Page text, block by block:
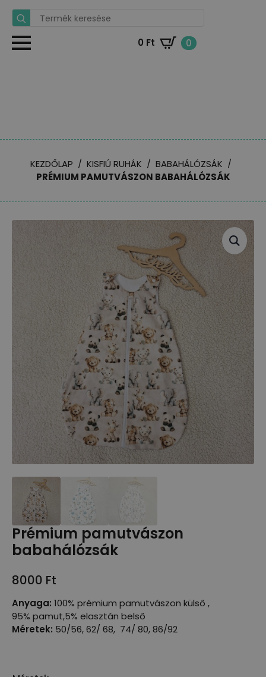
Search
for:
0 Ft 0
KEZDŐLAP KISFIÚ RUHÁK
BABAHÁLÓZSÁK
PRÉMIUM PAMUTVÁSZON BABAHÁLÓZSÁK
Prémium pamutvászon
babahálózsák
8000 Ft
Anyaga: 100% prémium pamutvászon külső ,
95% pamut,5% elasztán belső
Méretek: 50/56, 62/ 68, 74/ 80, 86/92